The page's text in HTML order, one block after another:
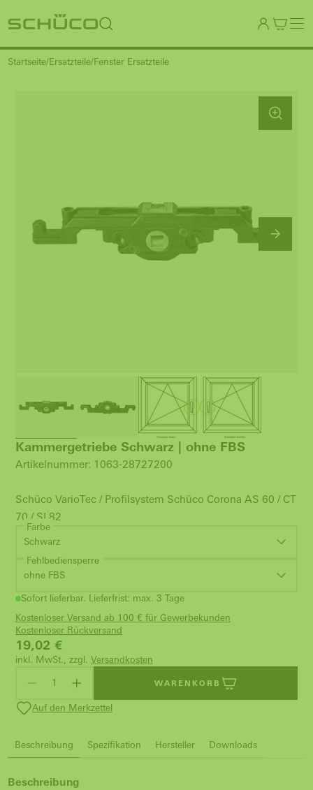
Startseite Ersatzteile Fenster Ersatzteile
Kammergetriebe Schwarz | ohne FBS
Artikelnummer: 1063-28727200
Schüco VarioTec / Profilsystem Schüco Corona AS 60 / CT
70 / SI 82
Farbe
Schwarz
Fehlbediensperre
ohne FBS
Sofort lieferbar. Lieferfrist: max. 3 Tage
Kostenloser Versand ab 100 € für Gewerbekunden
Kostenloser Rückversand
19,02 €
inkl. MwSt., zzgl. Versandkosten
WARENKORB
Auf den Merkzettel
Beschreibung Spezifikation Hersteller Downloads
Beschreibung